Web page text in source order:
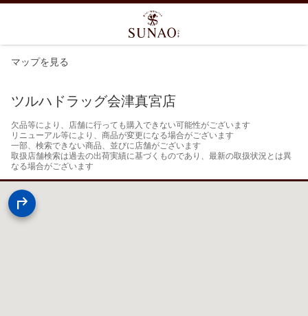
マップを見る
ツルハドラッグ会津真宮店
欠品等により、店舗に行っても購入できない可能性がございます
リニューアル等により、商品が変更になる場合がございます
一部、検索できない商品、並びに店舗がございます
取扱店舗検索は過去の出荷実績に基づくものであり、最新の取扱状況とは異
なる場合がございます